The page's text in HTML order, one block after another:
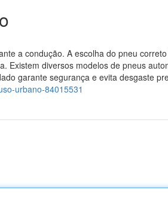
a condução. A escolha do pneu
Existem diversos modelos de pneus
garante segurança e evita desgaste
urbano-84015531